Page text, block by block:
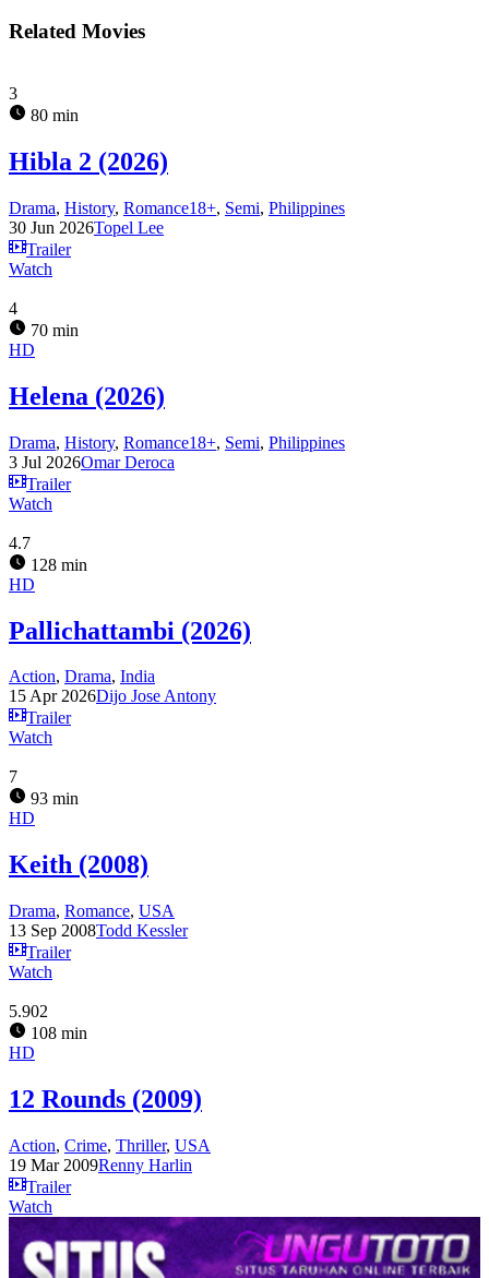
Related Movies
3
80 min
Hibla 2 (2026)
Drama, History, Romance18+, Semi, Philippines
30 Jun 2026Topel Lee
Trailer
Watch
4
70 min
HD
Helena (2026)
Drama, History, Romance18+, Semi, Philippines
3 Jul 2026Omar Deroca
Trailer
Watch
4.7
128 min
HD
Pallichattambi (2026)
Action, Drama, India
15 Apr 2026Dijo Jose Antony
Trailer
Watch
7
93 min
HD
Keith (2008)
Drama, Romance, USA
13 Sep 2008Todd Kessler
Trailer
Watch
5.902
108 min
HD
12 Rounds (2009)
Action, Crime, Thriller, USA
19 Mar 2009Renny Harlin
Trailer
Watch